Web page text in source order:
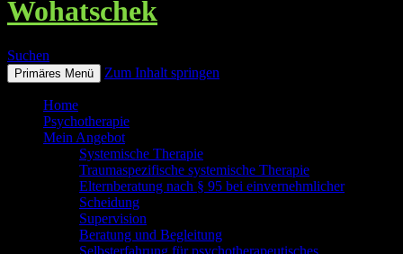
Wohatschek
Suchen
Primäres Menü Zum Inhalt springen
Home
Psychotherapie
Mein Angebot
Systemische Therapie
Traumaspezifische systemische Therapie
Elternberatung nach § 95 bei einvernehmlicher
Scheidung
Supervision
Beratung und Begleitung
Selbsterfahrung für psychotherapeutisches